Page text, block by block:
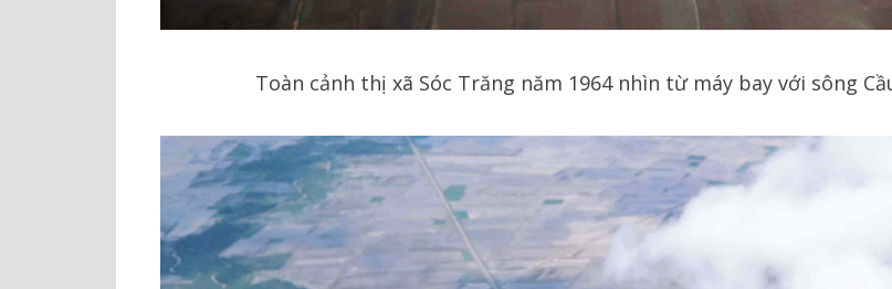
Toàn cảnh thị xã Sóc Trăng năm 1964 nhìn từ máy bay với sông